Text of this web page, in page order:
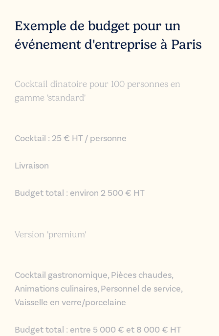
Exemple de budget pour un
événement d'entreprise à Paris
Cocktail dînatoire pour 100 personnes en
gamme 'standard'
Cocktail : 25 € HT / personne
Livraison
Budget total : environ 2 500 € HT
Version 'premium'
Cocktail gastronomique, Pièces chaudes,
Animations culinaires, Personnel de service,
Vaisselle en verre/porcelaine
Budget total : entre 5 000 € et 8 000 € HT